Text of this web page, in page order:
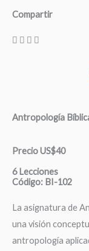
Compartir
Antropología
Precio US$40
6 Lecciones
Código: BI-102
La asignatura de
una visión
antropología